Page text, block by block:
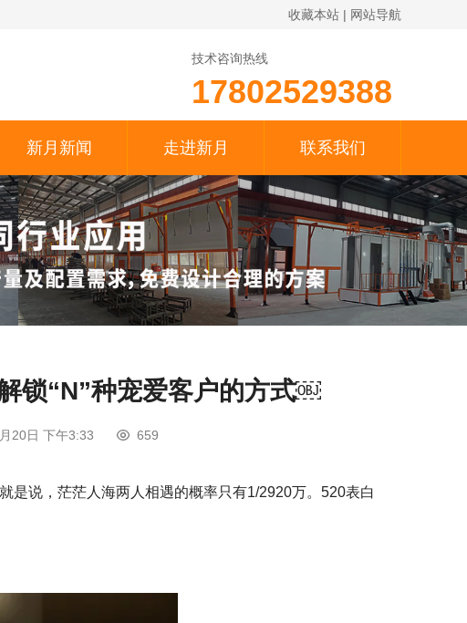
收藏本站 | 网站导航
技术咨询热线
17802529388
新月新闻 走进新月 联系我们
锁“N”种宠爱客户的方式￼
20日 下午3:33 659
是说，茫茫人海两人相遇的概率只有1/2920万。520表白